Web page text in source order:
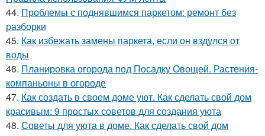
44. Проблемы с поднявшимся паркетом: ремонт без
разборки
45. Как избежать замены паркета, если он вздулся от
воды
46. Планировка огорода под Посадку Овощей. Растения-
компаньоны в огороде
47. Как создать в своем доме уют. Как сделать свой дом
красивым: 9 простых советов для создания уюта
48. Советы для уюта в доме. Как сделать свой дом